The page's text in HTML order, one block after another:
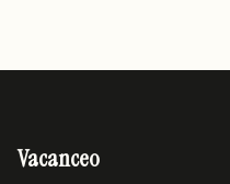
Vacanceo